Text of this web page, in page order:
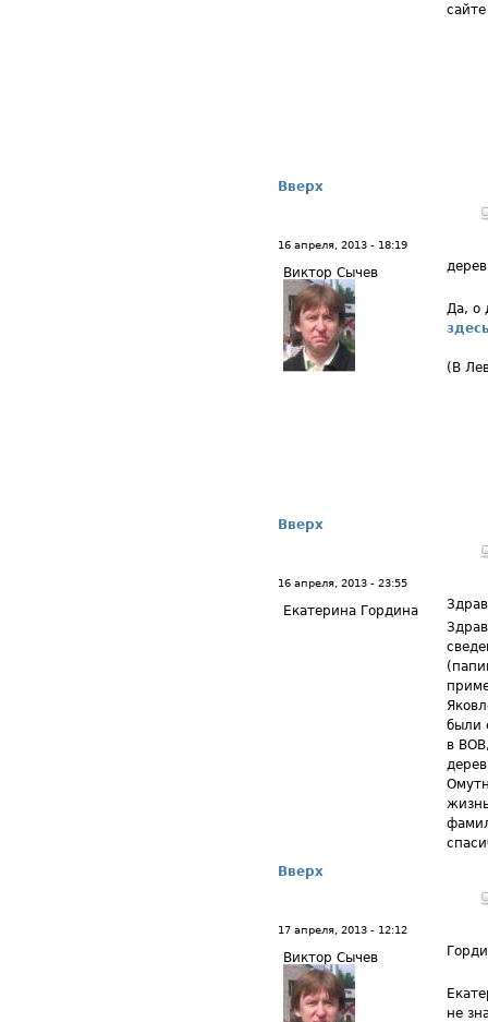
Вверх
16 апреля, 2013 - 18:19
Виктор Сычев
Да, о
(В
Вверх
16 апреля, 2013 - 23:55
Екатерина Гордина
были
в
Вверх
17 апреля, 2013 - 12:12
Виктор Сычев
не